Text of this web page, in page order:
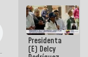
Presidenta
(E) Delcy